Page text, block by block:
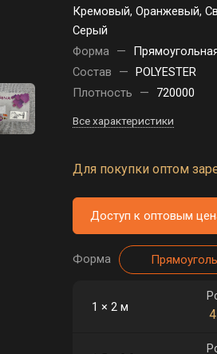
Кремовый, Оранжевый,
Серый
Форма —
Состав
— POLYESTER
Плотность
— 720000
Все характеристики
Для покупки оптом
Доступ к оптовым
Форма
1 × 2 м